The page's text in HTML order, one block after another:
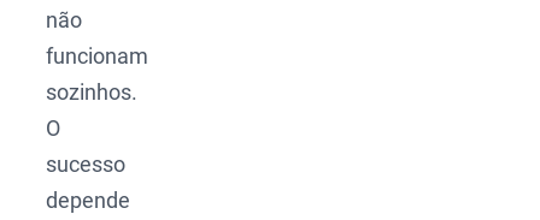
não
funcionam
sozinhos.
O
sucesso
depende